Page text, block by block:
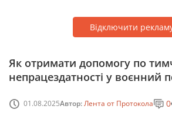
Відключити
Як отримати допомогу по
непрацездатності у воєнний
01.08.2025Автор:Лента от Протокола 0